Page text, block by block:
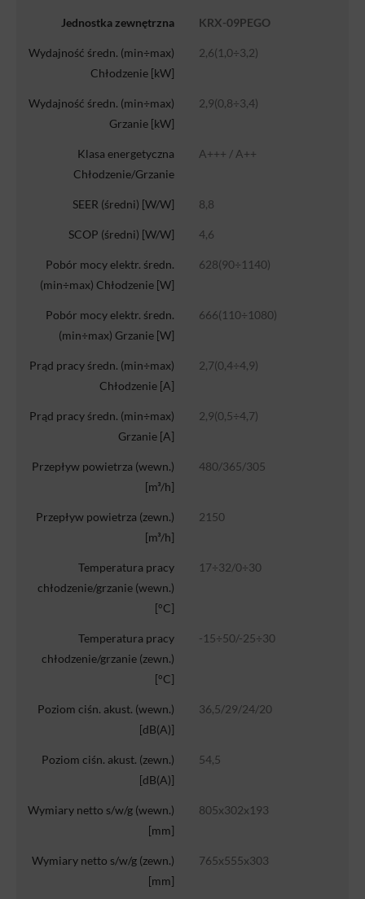
Jednostka zewnętrzna
Wydajność średn. (min÷max)
Chłodzenie [kW]
Wydajność średn. (min÷max)
Grzanie [kW]
Klasa energetyczna
Chłodzenie/Grzanie
SEER (średni) [W/W]
SCOP (średni) [W/W]
Pobór mocy elektr. średn.
(min÷max) Chłodzenie [W]
Pobór mocy elektr. średn.
(min÷max) Grzanie [W]
Prąd pracy średn. (min÷max)
Chłodzenie [A]
Prąd pracy średn. (min÷max)
Grzanie [A]
Przepływ powietrza (wewn.)
[m³/h]
Przepływ powietrza (zewn.)
[m³/h]
Temperatura pracy
chłodzenie/grzanie (wewn.)
[°C]
Temperatura pracy
chłodzenie/grzanie (zewn.)
[°C]
Poziom ciśn. akust. (wewn.)
[dB(A)]
Poziom ciśn. akust. (zewn.)
[dB(A)]
Wymiary netto s/w/g (wewn.)
[mm]
Wymiary netto s/w/g (zewn.)
[mm]
KRX-09PEGO
2,6(1,0÷3,2)
2,9(0,8÷3,4)
A+++ / A++
8,8
4,6
628(90÷1140)
666(110÷1080)
2,7(0,4÷4,9)
2,9(0,5÷4,7)
480/365/305
2150
17÷32/0÷30
-15÷50/-25÷30
36,5/29/24/20
54,5
805x302x193
765x555x303